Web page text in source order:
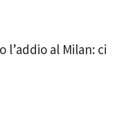
l’addio al Milan: ci